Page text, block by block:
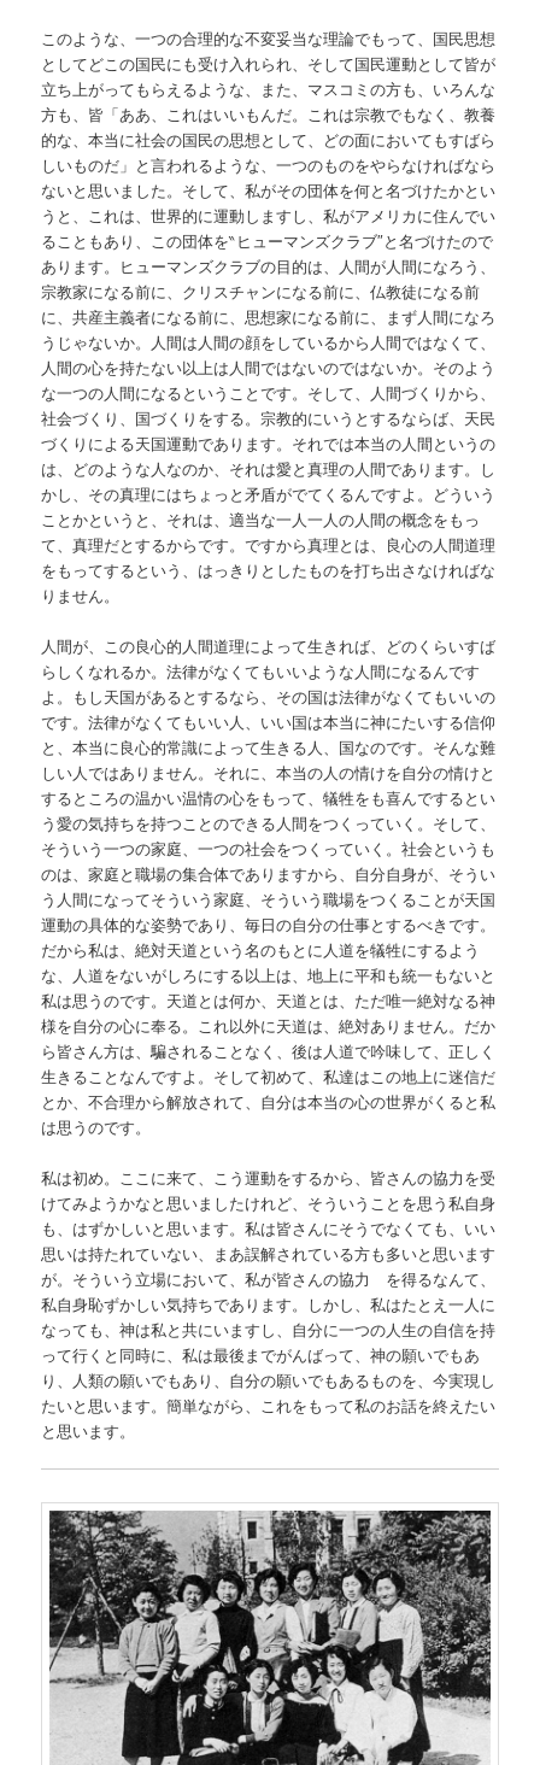
このような、一つの合理的な不変妥当な理論でもって、国民思想
としてどこの国民にも受け入れられ、そして国民運動として皆が
立ち上がってもらえるような、また、マスコミの方も、いろんな
方も、皆「ああ、これはいいもんだ。これは宗教でもなく、教養
的な、本当に社会の国民の思想として、どの面においてもすばら
しいものだ」と言われるような、一つのものをやらなければなら
ないと思いました。そして、私がその団体を何と名づけたかとい
うと、これは、世界的に運動しますし、私がアメリカに住んでい
ることもあり、この団体を‶ヒューマンズクラブ″と名づけたので
あります。ヒューマンズクラブの目的は、人間が人間になろう、
宗教家になる前に、クリスチャンになる前に、仏教徒になる前
に、共産主義者になる前に、思想家になる前に、まず人間になろ
うじゃないか。人間は人間の顔をしているから人間ではなくて、
人間の心を持たない以上は人間ではないのではないか。そのよう
な一つの人間になるということです。そして、人間づくりから、
社会づくり、国づくりをする。宗教的にいうとするならば、天民
づくりによる天国運動であります。それでは本当の人間というの
は、どのような人なのか、それは愛と真理の人間であります。し
かし、その真理にはちょっと矛盾がでてくるんですよ。どういう
ことかというと、それは、適当な一人一人の人間の概念をもっ
て、真理だとするからです。ですから真理とは、良心の人間道理
をもってするという、はっきりとしたものを打ち出さなければな
りません。
人間が、この良心的人間道理によって生きれば、どのくらいすば
らしくなれるか。法律がなくてもいいような人間になるんです
よ。もし天国があるとするなら、その国は法律がなくてもいいの
です。法律がなくてもいい人、いい国は本当に神にたいする信仰
と、本当に良心的常識によって生きる人、国なのです。そんな難
しい人ではありません。それに、本当の人の情けを自分の情けと
するところの温かい温情の心をもって、犠牲をも喜んでするとい
う愛の気持ちを持つことのできる人間をつくっていく。そして、
そういう一つの家庭、一つの社会をつくっていく。社会というも
のは、家庭と職場の集合体でありますから、自分自身が、そうい
う人間になってそういう家庭、そういう職場をつくることが天国
運動の具体的な姿勢であり、毎日の自分の仕事とするべきです。
だから私は、絶対天道という名のもとに人道を犠牲にするよう
な、人道をないがしろにする以上は、地上に平和も統一もないと
私は思うのです。天道とは何か、天道とは、ただ唯一絶対なる神
様を自分の心に奉る。これ以外に天道は、絶対ありません。だか
ら皆さん方は、騙されることなく、後は人道で吟味して、正しく
生きることなんですよ。そして初めて、私達はこの地上に迷信だ
とか、不合理から解放されて、自分は本当の心の世界がくると私
は思うのです。
私は初め。ここに来て、こう運動をするから、皆さんの協力を受
けてみようかなと思いましたけれど、そういうことを思う私自身
も、はずかしいと思います。私は皆さんにそうでなくても、いい
思いは持たれていない、まあ誤解されている方も多いと思います
が。そういう立場において、私が皆さんの協力 を得るなんて、
私自身恥ずかしい気持ちであります。しかし、私はたとえ一人に
なっても、神は私と共にいますし、自分に一つの人生の自信を持
って行くと同時に、私は最後までがんばって、神の願いでもあ
り、人類の願いでもあり、自分の願いでもあるものを、今実現し
たいと思います。簡単ながら、これをもって私のお話を終えたい
と思います。